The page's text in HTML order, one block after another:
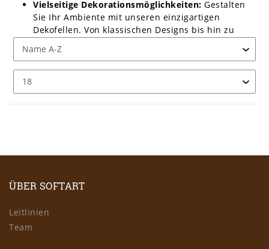
Vielseitige Dekorationsmöglichkeiten: Gestalten
Sie Ihr Ambiente mit unseren einzigartigen
Dekofellen. Von klassischen Designs bis hin zu
Qualität, die unsere Dekofelle bieten.
Perfekte Akzente:Setzen Sie stilvolle Akzente in
Dekofellen. Ob als Teppich, Kissenbezug oder
luxuriöse Note mit unseren hochwertigen
gefertigt, um Ihren Ansprüchen gerecht zu werden.
Leder
ÜBER SOFTART
Leitlinien
Team